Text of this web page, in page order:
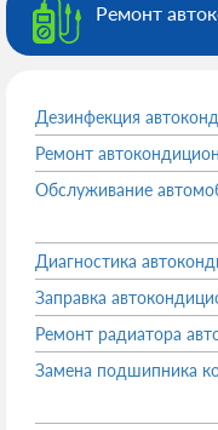
Ремонт
Дезинфекция
Ремонт
Обслуживание
Диагностика
Заправка
Ремонт радиатора
Замена подшипника